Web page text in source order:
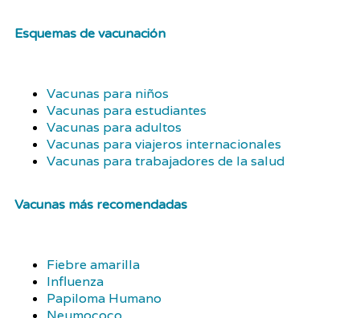
Esquemas de vacunación
Vacunas para niños
Vacunas para estudiantes
Vacunas para adultos
Vacunas para viajeros internacionales
Vacunas para trabajadores de la salud
Vacunas más recomendadas
Fiebre amarilla
Influenza
Papiloma Humano